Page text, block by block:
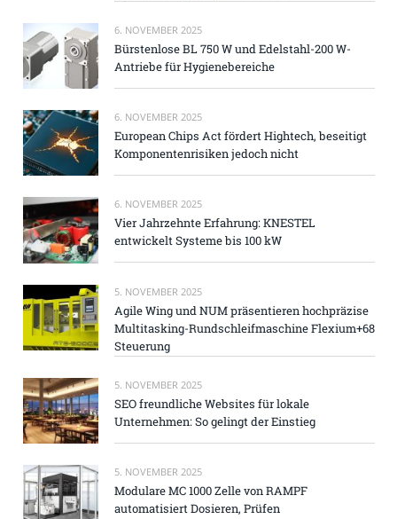
6. NOVEMBER 2025
Bürstenlose BL 750 W und Edelstahl-200 W-
Antriebe für Hygienebereiche
6. NOVEMBER 2025
European Chips Act fördert Hightech, beseitigt
Komponentenrisiken jedoch nicht
6. NOVEMBER 2025
Vier Jahrzehnte Erfahrung: KNESTEL
entwickelt Systeme bis 100 kW
5. NOVEMBER 2025
Agile Wing und NUM präsentieren hochpräzise
Multitasking-Rundschleifmaschine Flexium+68
Steuerung
5. NOVEMBER 2025
SEO freundliche Websites für lokale
Unternehmen: So gelingt der Einstieg
5. NOVEMBER 2025
Modulare MC 1000 Zelle von RAMPF
automatisiert Dosieren, Prüfen